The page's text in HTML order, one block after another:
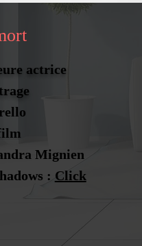
actrice
Mignien
: Click